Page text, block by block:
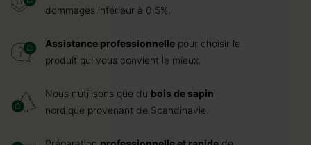
dommages inférieur à 0,5%.
Assistance professionnelle pour choisir le
produit qui vous convient le mieux.
Nous n’utilisons que du bois de sapin
nordique provenant de Scandinavie.